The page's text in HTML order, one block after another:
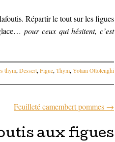
Répartir le tout sur les figues
pour ceux qui hésitent, c’est
thym,Dessert,Figue,Thym,Yotam Ottolenghi
Feuilleté camembert pommes →
aux figues